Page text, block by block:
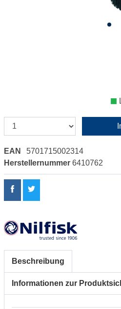
EAN
5701715002314
Herstellernummer 6410762
Beschreibung
Informationen zur